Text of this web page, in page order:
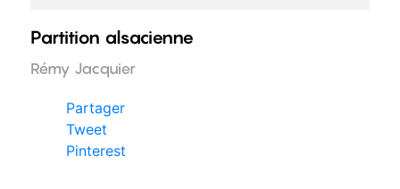
Partition alsacienne
Rémy Jacquier
Partager
Tweet
Pinterest